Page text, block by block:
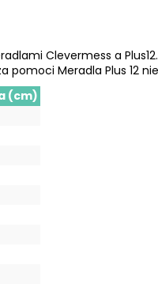
Clevermess a
pomoci Meradla Plus 12
(cm)